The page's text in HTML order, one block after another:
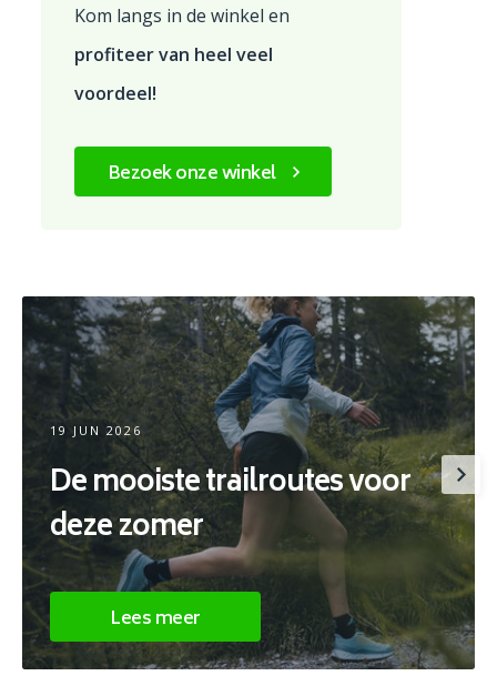
Kom langs in de winkel en
profiteer van heel veel
voordeel!
Bezoek onze winkel
19 JUN 2026
De mooiste trailroutes voor
deze zomer
Lees meer